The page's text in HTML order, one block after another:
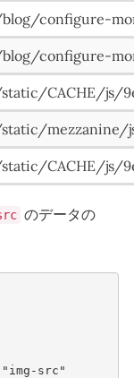
configure-
configure-
CACHE/js/
mezzanine/
CACHE/js/
のデータの
"img-src"